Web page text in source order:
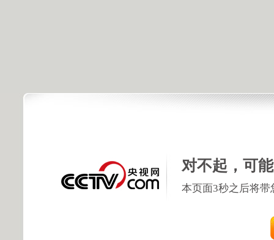
对不起，可
本页面3秒之后将